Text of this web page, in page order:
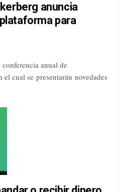
anuncia
para
conferencia anual de
cual se presentarán novedades